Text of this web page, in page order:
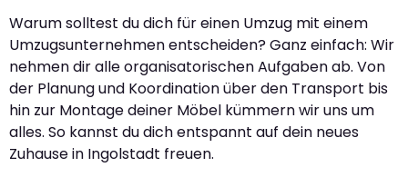
Warum solltest du dich für einen Umzug mit einem
Umzugsunternehmen entscheiden? Ganz einfach: Wir
nehmen dir alle organisatorischen Aufgaben ab. Von
der Planung und Koordination über den Transport bis
hin zur Montage deiner Möbel kümmern wir uns um
alles. So kannst du dich entspannt auf dein neues
Zuhause in Ingolstadt freuen.